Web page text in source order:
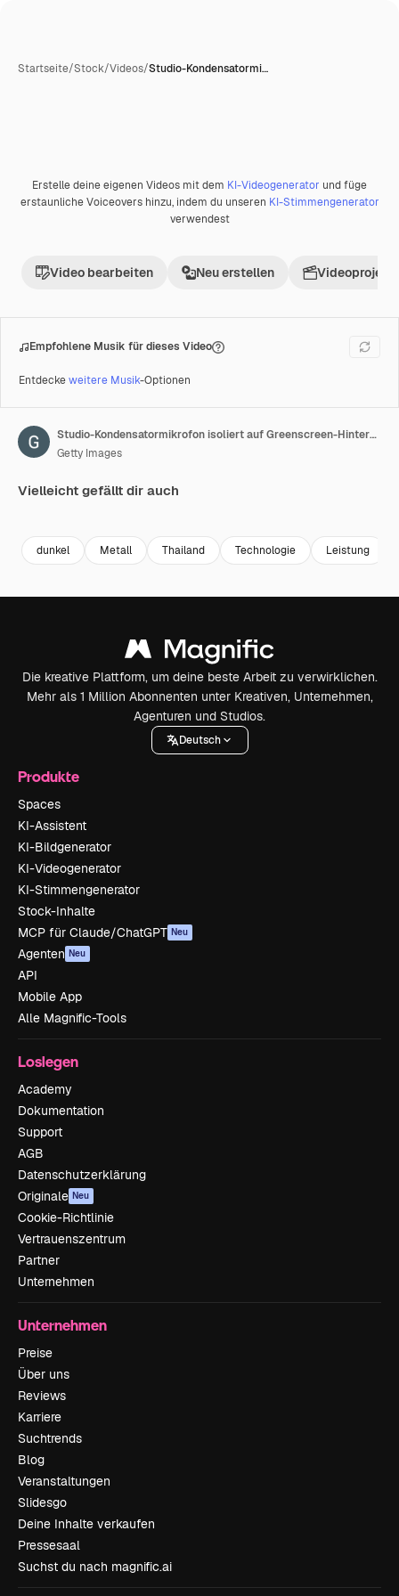
Startseite/Stock/Videos/Studio-Kondensatormi…
Premium
Erstelle deine eigenen Videos mit dem KI-Videogenerator und füge
erstaunliche Voiceovers hinzu, indem du unseren KI-Stimmengenerator
verwendest
Video bearbeiten Neu erstellen Videoprojekt
Empfohlene Musik für dieses Video
Entdeckeweitere Musik-Optionen
Studio-Kondensatormikrofon isoliert auf Greenscreen-Hintergrund
Getty Images
Vielleicht gefällt dir auch
dunkel Metall Thailand Technologie Leistung
Die kreative Plattform, um deine beste Arbeit zu verwirklichen.
Mehr als 1 Million Abonnenten unter Kreativen, Unternehmen,
Agenturen und Studios.
Deutsch
Produkte
Spaces
KI-Assistent
KI-Bildgenerator
KI-Videogenerator
KI-Stimmengenerator
Stock-Inhalte
MCP für Claude/ChatGPT Neu
Agenten Neu
API
Mobile App
Alle Magnific-Tools
Loslegen
Academy
Dokumentation
Support
AGB
Datenschutzerklärung
Originale Neu
Cookie-Richtlinie
Vertrauenszentrum
Partner
Unternehmen
Unternehmen
Preise
Über uns
Reviews
Karriere
Suchtrends
Blog
Veranstaltungen
Slidesgo
Deine Inhalte verkaufen
Pressesaal
Suchst du nach magnific.ai